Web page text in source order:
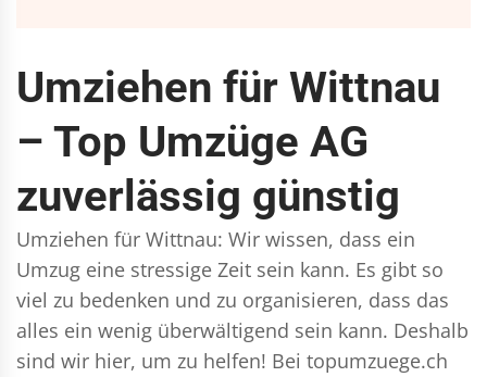
Umziehen für Wittnau
– Top Umzüge AG
zuverlässig günstig
Umziehen für Wittnau: Wir wissen, dass ein
Umzug eine stressige Zeit sein kann. Es gibt so
viel zu bedenken und zu organisieren, dass das
alles ein wenig überwältigend sein kann. Deshalb
sind wir hier, um zu helfen! Bei topumzuege.ch